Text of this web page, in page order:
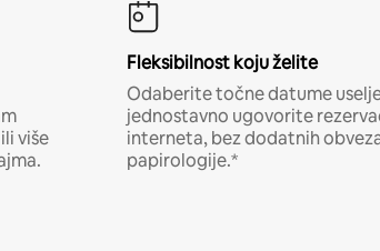
više
Fleksibilnost koju želite
Odaberite točne datume
jednostavno ugovorite
interneta, bez dodatnih
papirologije.*